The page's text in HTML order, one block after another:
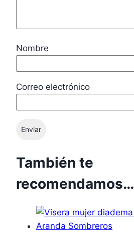
Nombre
Correo electrónico
También te
recomendamos…